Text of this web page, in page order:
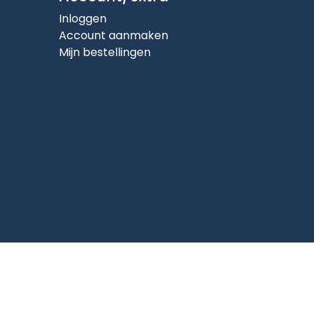
Inloggen
Account aanmaken
Mijn bestellingen